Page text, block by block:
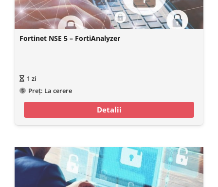
Fortinet NSE 5 – FortiAnalyzer
1 zi
Preț: La cerere
Detalii